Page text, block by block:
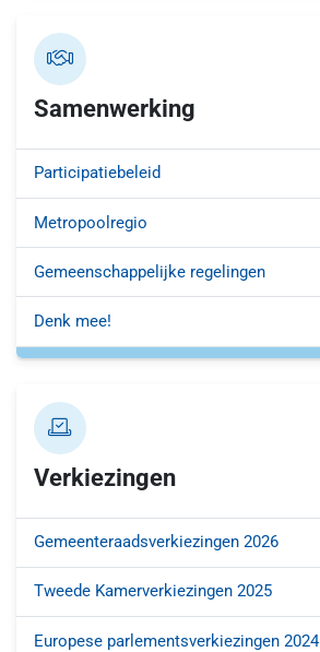
Samenwerking
Participatiebeleid
Metropoolregio
Gemeenschappelijke regelingen
Denk mee!
Verkiezingen
Gemeenteraadsverkiezingen 2026
Tweede Kamerverkiezingen 2025
Europese parlementsverkiezingen 2024